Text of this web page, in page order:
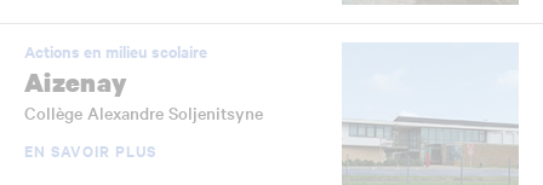
Actions en milieu scolaire
Aizenay
Collège Alexandre Soljenitsyne
EN SAVOIR PLUS